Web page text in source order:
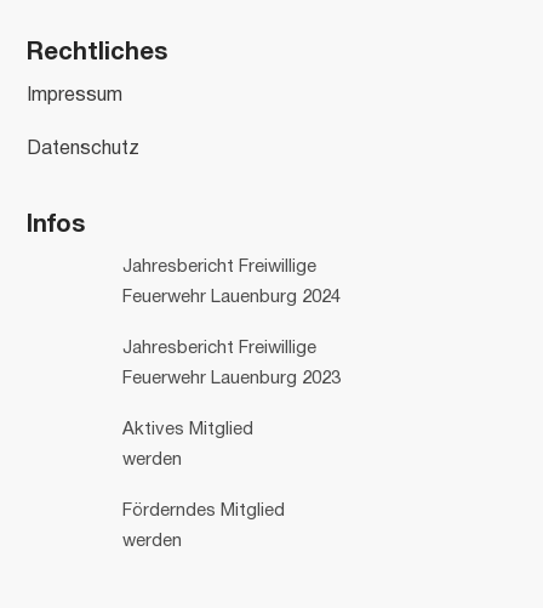
Rechtliches
Impressum
Datenschutz
Infos
Jahresbericht Freiwillige
Feuerwehr Lauenburg 2024
Jahresbericht Freiwillige
Feuerwehr Lauenburg 2023
Aktives Mitglied
werden
Förderndes Mitglied
werden